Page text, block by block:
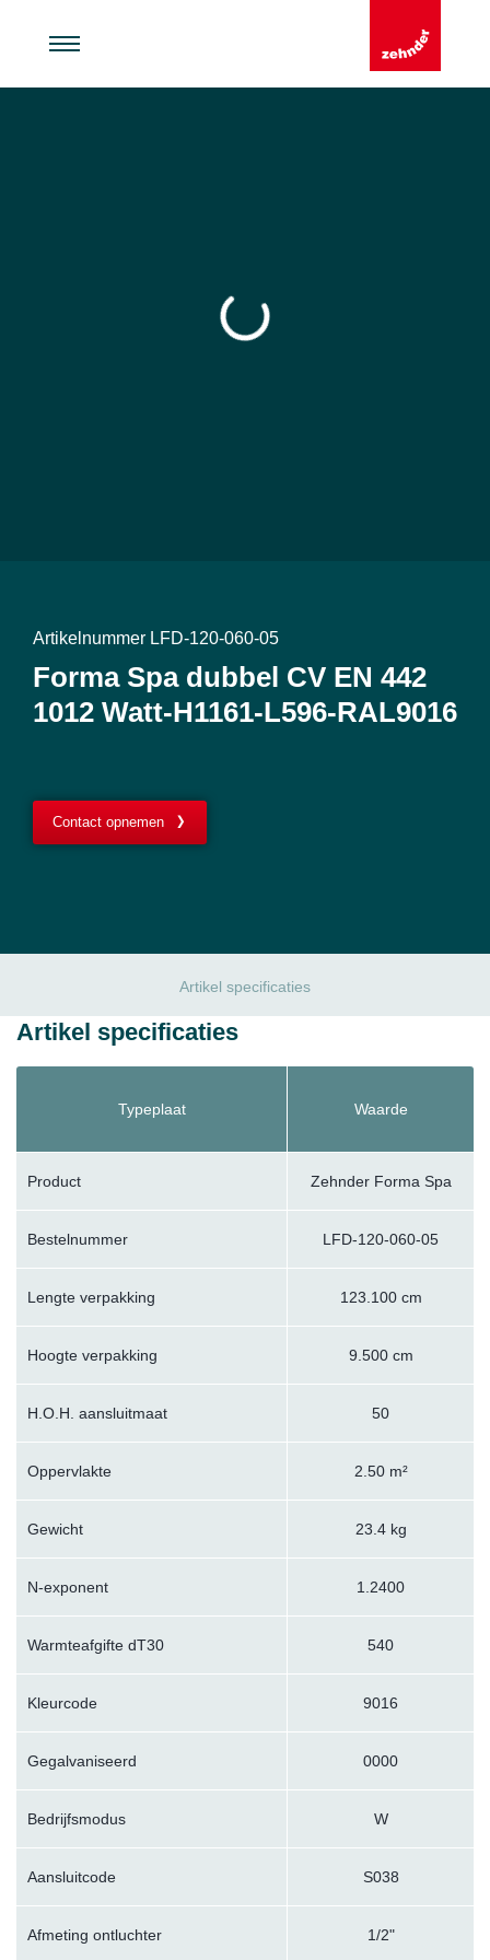
Artikelnummer LFD-120-060-05
Forma Spa dubbel CV EN 442
1012 Watt-H1161-L596-RAL9016
Contact opnemen
Artikel specificaties
Artikel specificaties
Typeplaat Waarde
Product Zehnder Forma Spa
Bestelnummer LFD-120-060-05
Lengte verpakking 123.100 cm
Hoogte verpakking 9.500 cm
H.O.H. aansluitmaat 50
Oppervlakte 2.50 m²
Gewicht 23.4 kg
N-exponent 1.2400
Warmteafgifte dT30 540
Kleurcode 9016
Gegalvaniseerd 0000
Bedrijfsmodus W
Aansluitcode S038
Afmeting ontluchter 1/2"